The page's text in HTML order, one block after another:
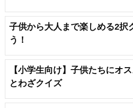
子供から大人まで楽しめる2択
う！
【小学生向け】子供たちにオ
とわざクイズ